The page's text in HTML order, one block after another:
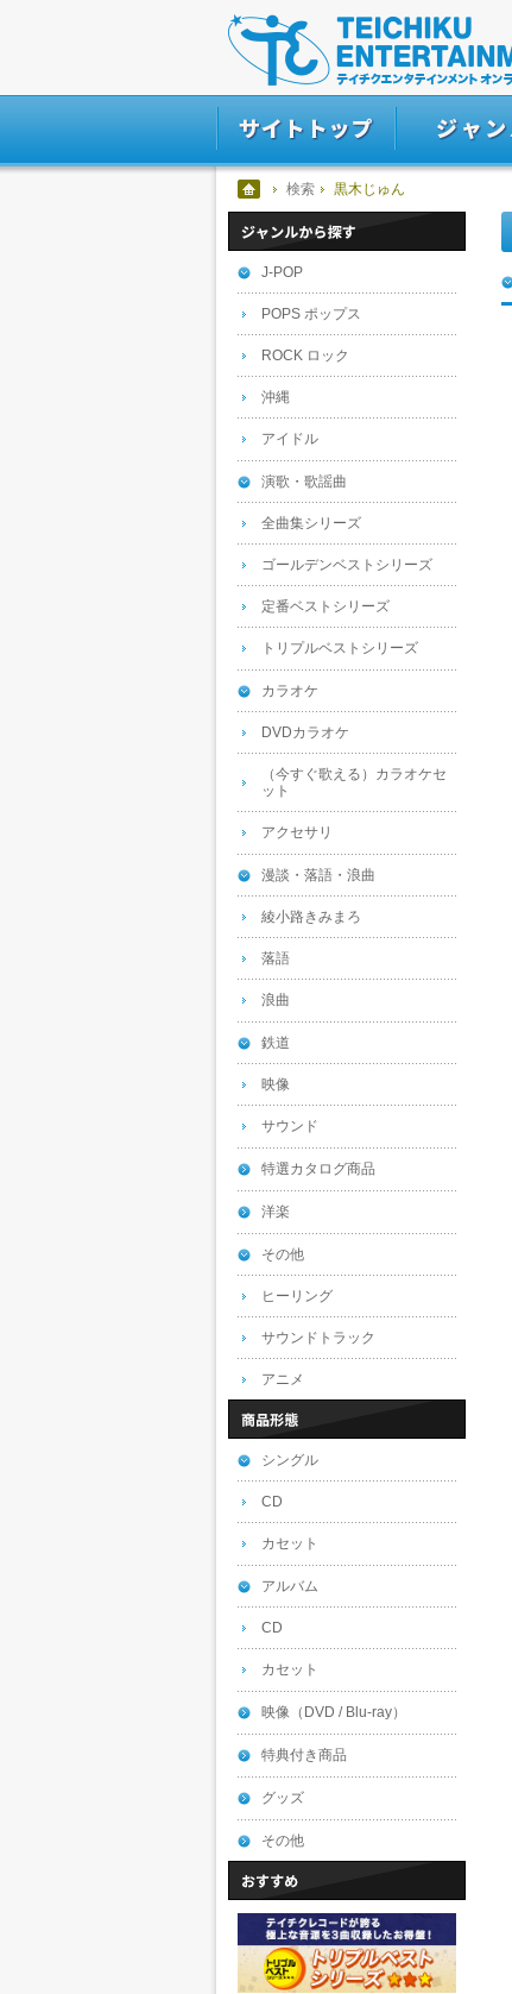
検索 黒木じゅん
J-POP
POPS ポップス
ROCK ロック
沖縄
アイドル
演歌・歌謡曲
全曲集シリーズ
ゴールデンベストシリーズ
定番ベストシリーズ
トリプルベストシリーズ
カラオケ
DVDカラオケ
（今すぐ歌える）カラオケセ
ット
アクセサリ
漫談・落語・浪曲
綾小路きみまろ
落語
浪曲
鉄道
映像
サウンド
特選カタログ商品
洋楽
その他
ヒーリング
サウンドトラック
アニメ
シングル
CD
カセット
アルバム
CD
カセット
映像（DVD / Blu-ray）
特典付き商品
グッズ
その他